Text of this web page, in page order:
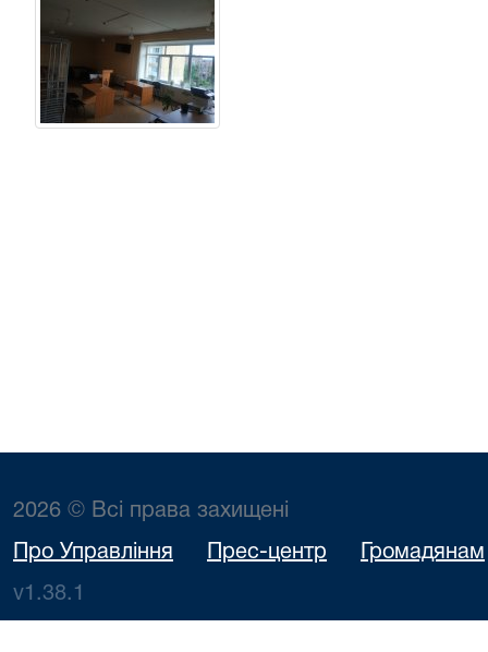
2026 © Всі права захищені
Про Управління Прес-центр Громадянам
v1.38.1